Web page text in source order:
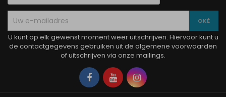
U kunt op elk gewenst moment weer uitschrijven. Hiervoor kunt u
de contactgegevens gebruiken uit de algemene voorwaarden
of uitschrijven via onze mailings.
Facebook
YouTubeInstagram